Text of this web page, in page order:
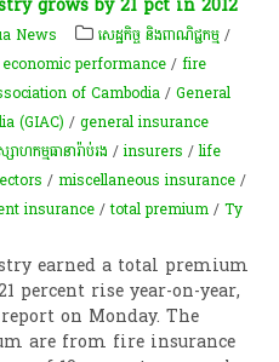
News សេដ្ឋកិច្ច និងពាណិជ្ជកម្ម /
economic performance /fire
of Cambodia /General
(GIAC) /general insurance
ាហកម្ម​ធានារ៉ាប់រង /insurers /life
/miscellaneous insurance /
insurance /total premium /Ty
earned a total premium
percent rise year-on-year,
on Monday. The
are from fire insurance